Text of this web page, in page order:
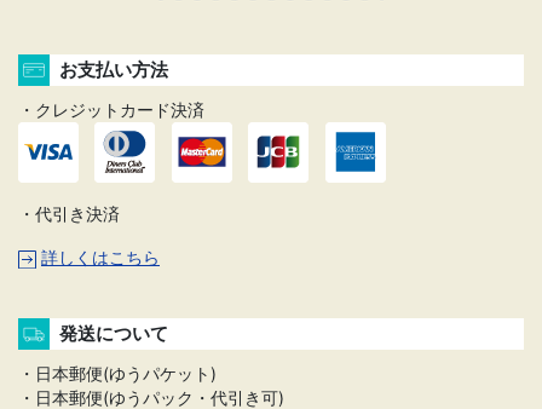
お支払い方法
・クレジットカード決済
・代引き決済
詳しくはこちら
発送について
・日本郵便(ゆうパケット)
・日本郵便(ゆうパック・代引き可)